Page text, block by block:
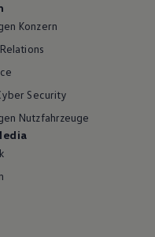
Konzern
Security
Nutzfahrzeuge